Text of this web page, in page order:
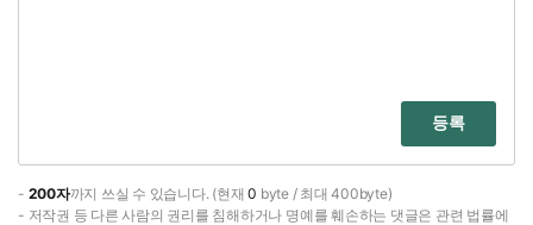
등록
- 200자까지 쓰실 수 있습니다. (현재0 byte / 최대 400byte)
- 저작권 등 다른 사람의 권리를 침해하거나 명예를 훼손하는 댓글은 관련 법률에